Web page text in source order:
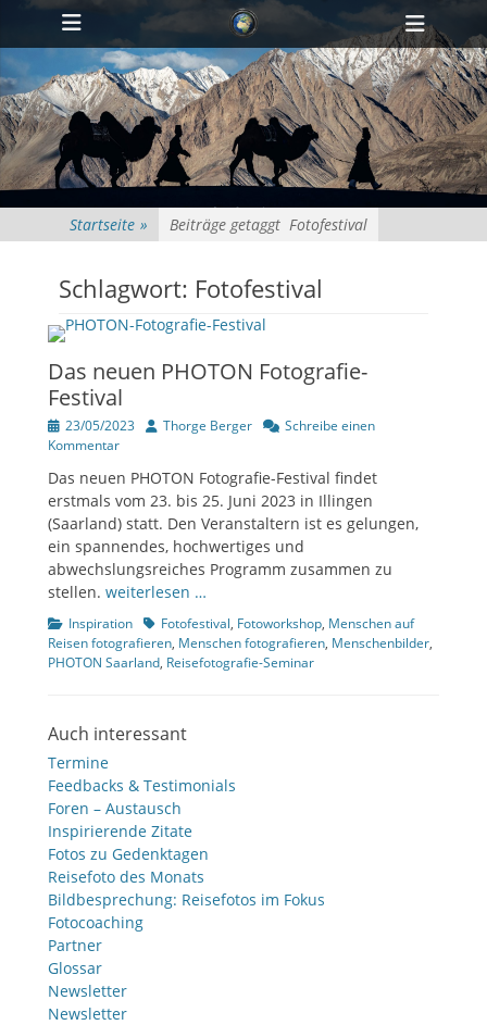
zum
Inhalt
überspringen
Primärmenü
Startseite » Beiträge getaggt Fotofestival
Schlagwort: Fotofestival
Das neuen PHOTON Fotografie-
Festival
Veröffentlicht
am
23/05/2023 Author
Thorge Berger
Schreibe einen
Kommentar
Das neuen PHOTON Fotografie-Festival findet
erstmals vom 23. bis 25. Juni 2023 in Illingen
(Saarland) statt. Den Veranstaltern ist es gelungen,
ein spannendes, hochwertiges und
abwechslungsreiches Programm zusammen zu
stellen. weiterlesen …
Kategorien
Inspiration TagsFotofestival, Fotoworkshop, Menschen auf
Reisen fotografieren, Menschen fotografieren, Menschenbilder,
PHOTON Saarland, Reisefotografie-Seminar
Auch interessant
Termine
Feedbacks & Testimonials
Foren – Austausch
Inspirierende Zitate
Fotos zu Gedenktagen
Reisefoto des Monats
Bildbesprechung: Reisefotos im Fokus
Fotocoaching
Partner
Glossar
Newsletter
Newsletter